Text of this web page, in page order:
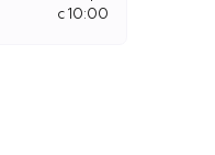
c 10:00